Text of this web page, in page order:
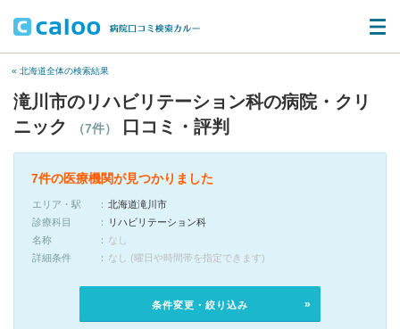
« 北海道全体の検索結果
滝川市のリハビリテーション科の病院・クリ
ニック
（7件） 口コミ・評判
7件の医療機関が見つかりました
エリア・駅
北海道滝川市
診療科目
リハビリテーション科
名称
なし
詳細条件
なし (曜日や時間帯を指定できます)
条件変更・絞り込み